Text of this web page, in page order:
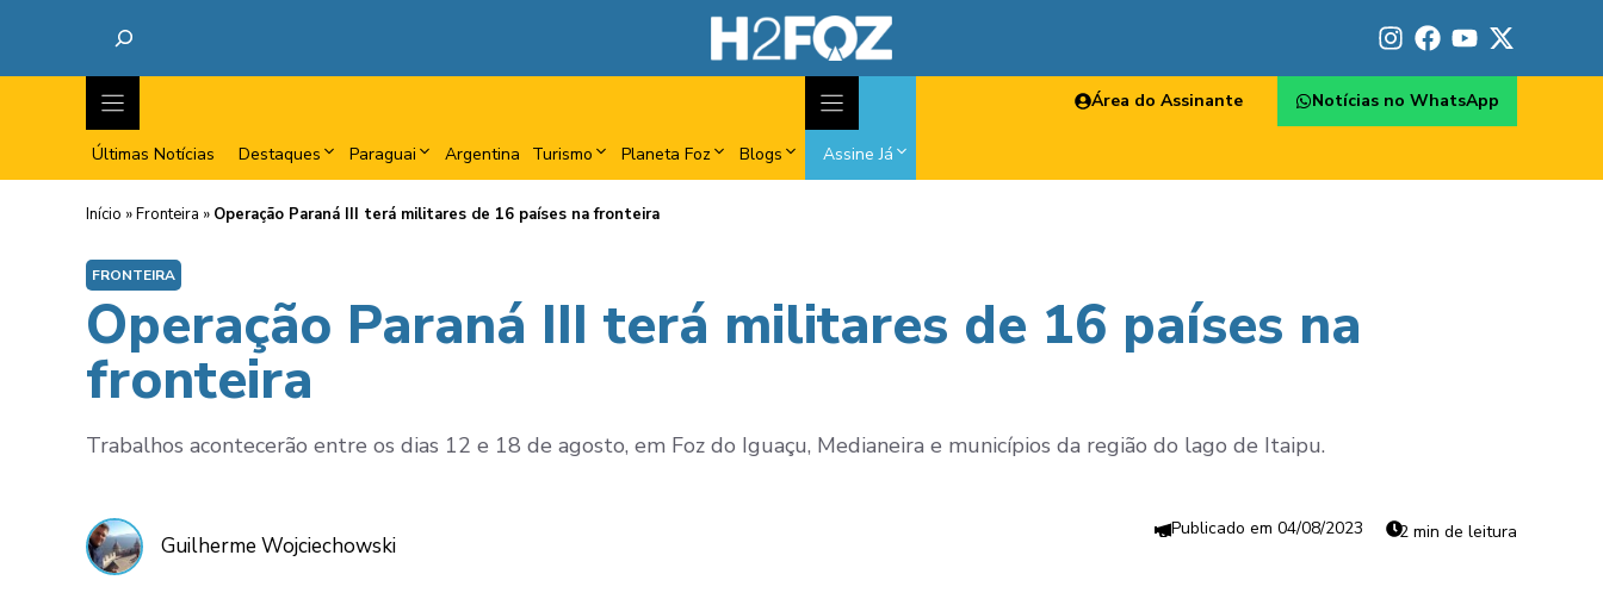
Últimas Notícias Destaques Paraguai Argentina Turismo Planeta Foz Blogs Assine Já
Área do Assinante Notícias no WhatsApp
Início »Fronteira » Operação Paraná III terá militares de 16 países na fronteira
FRONTEIRA
Operação Paraná III terá militares de 16 países na
fronteira
Trabalhos acontecerão entre os dias 12 e 18 de agosto, em Foz do Iguaçu, Medianeira e municípios da região do lago de Itaipu.
Guilherme Wojciechowski
04/08/2023 2 min de leitura